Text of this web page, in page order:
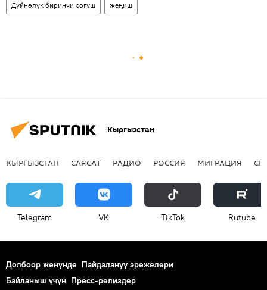
Дүйнөлүк биринчи согуш жеңиш
Кыргызстан
КЫРГЫЗСТАН САЯСАТ РАДИО РОССИЯ МИГРАЦИЯ
Telegram VK ТikТоk Rutube
Долбоор жөнүндө Пайдалануу эрежелери
Байланыш үчүн Пресс-релиздер